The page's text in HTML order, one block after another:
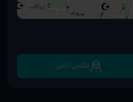
تاکسی آنلاین